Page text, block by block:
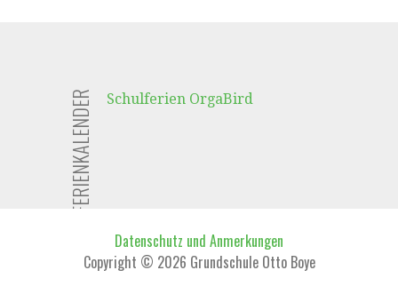
FERIENKALENDER Schulferien OrgaBird
Datenschutz und Anmerkungen
Copyright © 2026 Grundschule Otto Boye